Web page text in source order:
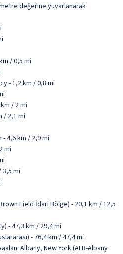
değerine yuvarlanarak
/ 0,5 mi
- 1,2 km / 0,8 mi
/ 2 mi
/ 2,1 mi
4,6 km / 2,9 mi
mi
3,5 mi
Field İdari Bölge) - 20,1 km / 12,5
- 47,3 km / 29,4 mi
- 76,4 km / 47,4 mi
Albany, New York (ALB-Albany